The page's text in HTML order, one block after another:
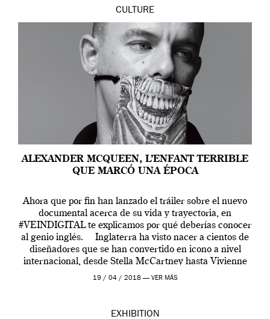
CULTURE
ALEXANDER MCQUEEN, L’ENFANT TERRIBLE
QUE MARCÓ UNA ÉPOCA
Ahora que por fin han lanzado el tráiler sobre el nuevo
documental acerca de su vida y trayectoria, en
#VEINDIGITAL te explicamos por qué deberías conocer
al genio inglés. Inglaterra ha visto nacer a cientos de
diseñadores que se han convertido en icono a nivel
internacional, desde Stella McCartney hasta Vivienne
Westwood pasando […]
19 / 04 / 2018 — VER MÁS
EXHIBITION